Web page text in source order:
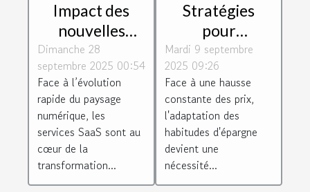
Impact des
nouvelles
régulations
européennes
sur les services
SaaS
Dimanche 28
septembre 2025 00:54
Face à l’évolution
rapide du paysage
numérique, les
services SaaS sont au
cœur de la
transformation...
Stratégies
pour
maximiser
l'épargne
personnelle en
période
d'inflation
Mardi 9 septembre
2025 09:26
Face à une hausse
constante des prix,
l'adaptation des
habitudes d'épargne
devient une
nécessité...